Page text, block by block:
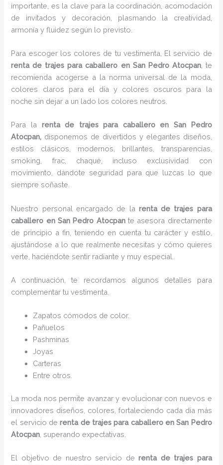
importante, es la clave para la coordinación, acomodación
de invitados y decoración, plasmando la creatividad,
armonía y fluidez según lo previsto.
Para escoger los colores de tu vestimenta, El servicio de
renta de trajes para caballero en San Pedro Atocpan, te
recomienda acogerse a la norma universal de la moda,
colores claros para el día y colores oscuros para la
noche sin dejar a un lado los colores neutros.
Para la renta de trajes para caballero en San Pedro
Atocpan, disponemos de divertidos y elegantes diseños,
estilos clásicos, modernos, brillantes, transparencias,
smoking, frac, chaqué, incluso exclusividad con
movimiento, dándote seguridad para que luzcas lo que
siempre soñaste.
Nuestro personal encargado de la renta de trajes para
caballero en San Pedro Atocpante asesora directamente
de principio a fin, teniendo en cuenta tu carácter y estilo,
ajustándose a lo que realmente necesitas y cómo quieres
verte, haciéndote sentir radiante y muy especial.
A continuación, te recordamos algunos detalles para
complementar tu vestimenta.
Zapatos cómodos de color.
Pañuelos
Pashminas
Joyas
Carteras
Entre otros.
La moda nos permite avanzar y evolucionar con nuevos e
innovadores diseños, colores, fortaleciendo cada día más
el servicio derenta de trajes para caballero en San Pedro
Atocpan , superando expectativas.
El objetivo de nuestro servicio derenta de trajes para